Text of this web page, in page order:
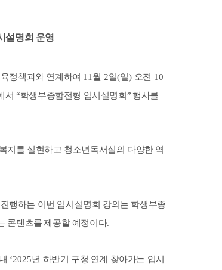
설명회 운영
정책과와 연계하여 11 월 2일(일) 오전 10
서 “학생부종합전형 입시설명회 ” 행사를
지를 실현하고 청소년독서실의 다양한 역
행하는 이번 입시설명회 강의는 학생부종
콘텐츠를 제공할 예정이다.
‘2025년 하반기 구청 연계 찾아가는 입시